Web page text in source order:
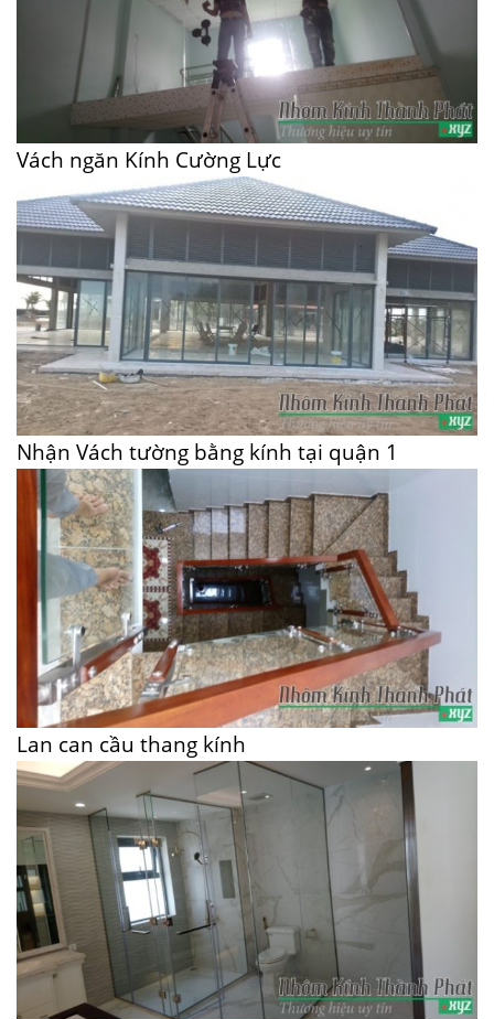
Vách ngăn Kính Cường Lực
Nhận Vách tường bằng kính tại quận 1
Lan can cầu thang kính